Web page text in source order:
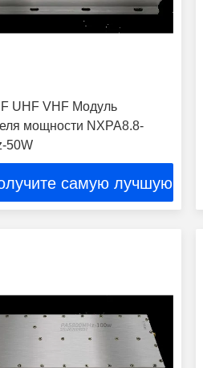
UHF VHF Модуль
мощности NXPA8.8-
50W
самую лучшую